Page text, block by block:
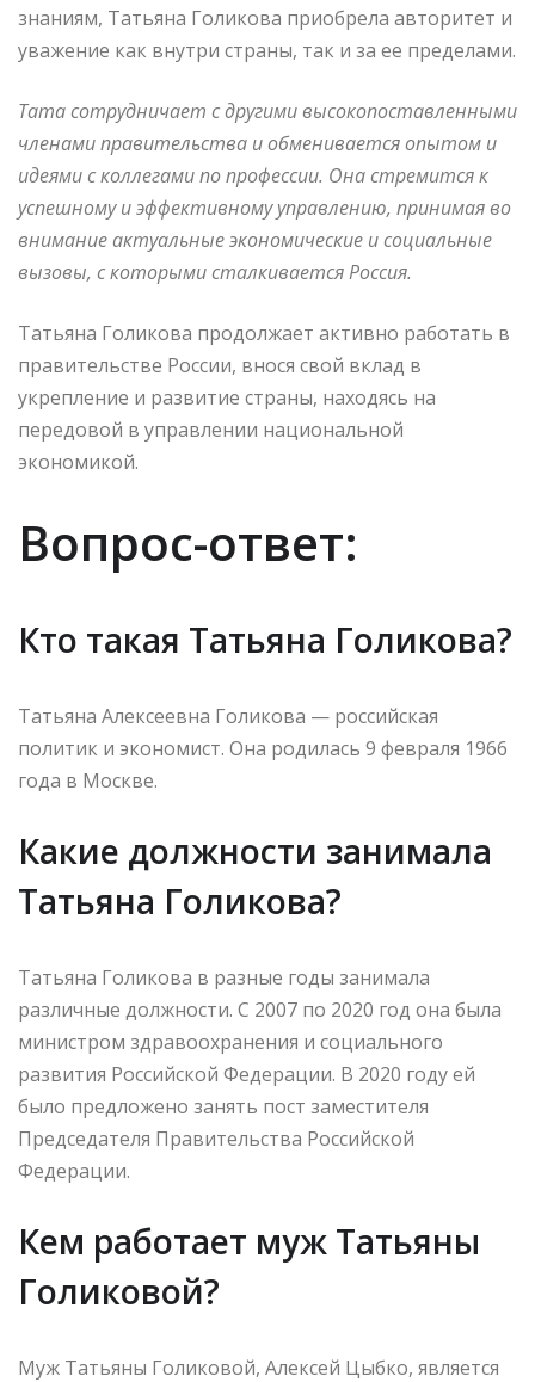
знаниям, Татьяна Голикова приобрела авторитет и
уважение как внутри страны, так и за ее пределами.
Тата сотрудничает с другими высокопоставленными
членами правительства и обменивается опытом и
идеями с коллегами по профессии. Она стремится к
успешному и эффективному управлению, принимая во
внимание актуальные экономические и социальные
вызовы, с которыми сталкивается Россия.
Татьяна Голикова продолжает активно работать в
правительстве России, внося свой вклад в
укрепление и развитие страны, находясь на
передовой в управлении национальной
экономикой.
Вопрос-ответ:
Кто такая Татьяна Голикова?
Татьяна Алексеевна Голикова — российская
политик и экономист. Она родилась 9 февраля 1966
года в Москве.
Какие должности занимала
Татьяна Голикова?
Татьяна Голикова в разные годы занимала
различные должности. С 2007 по 2020 год она была
министром здравоохранения и социального
развития Российской Федерации. В 2020 году ей
было предложено занять пост заместителя
Председателя Правительства Российской
Федерации.
Кем работает муж Татьяны
Голиковой?
Муж Татьяны Голиковой, Алексей Цыбко, является